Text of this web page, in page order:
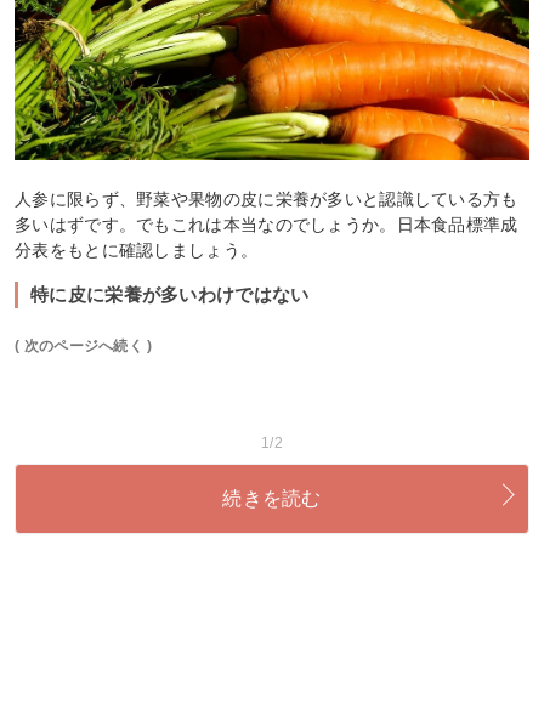
人参に限らず、野菜や果物の皮に栄養が多いと認識している方も
多いはずです。でもこれは本当なのでしょうか。日本食品標準成
分表をもとに確認しましょう。
特に皮に栄養が多いわけではない
( 次のページへ続く )
1/2
続きを読む